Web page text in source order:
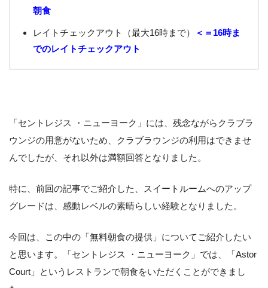
朝食
レイトチェックアウト（最大16時まで）
＜＝16時ま
でのレイトチェックアウト
「セントレジス ・ニューヨーク」には、残念ながらクラブラ
ウンジの用意がないため、クラブラウンジの利用はできませ
んでしたが、それ以外は満額回答となりました。
特に、前回の記事でご紹介した、スイートルームへのアップ
グレードは、感動レベルの素晴らしい経験となりました。
今回は、この中の「無料朝食の提供」についてご紹介したい
と思います。「セントレジス ・ニューヨーク」では、「Astor
Court」というレストランで朝食をいただくことができまし